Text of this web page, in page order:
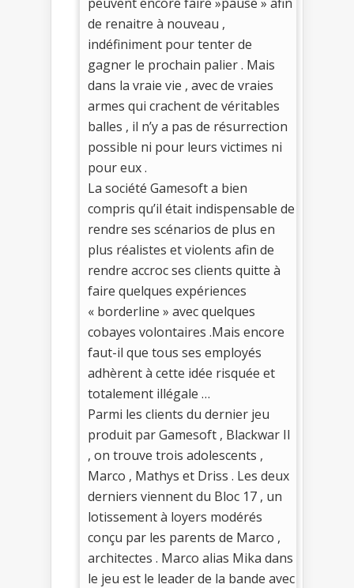
de renaitre à nouveau ,
indéfiniment pour tenter de
gagner le prochain palier . Mais
dans la vraie vie , avec de vraies
armes qui crachent de véritables
balles , il n’y a pas de résurrection
possible ni pour leurs victimes ni
pour eux .
La société Gamesoft a bien
compris qu’il était indispensable de
rendre ses scénarios de plus en
plus réalistes et violents afin de
rendre accroc ses clients quitte à
faire quelques expériences
« borderline » avec quelques
cobayes volontaires .Mais encore
faut-il que tous ses employés
adhèrent à cette idée risquée et
totalement illégale …
Parmi les clients du dernier jeu
produit par Gamesoft , Blackwar II
, on trouve trois adolescents ,
Marco , Mathys et Driss . Les deux
derniers viennent du Bloc 17 , un
lotissement à loyers modérés
conçu par les parents de Marco ,
architectes . Marco alias Mika dans
le jeu est le leader de la bande avec